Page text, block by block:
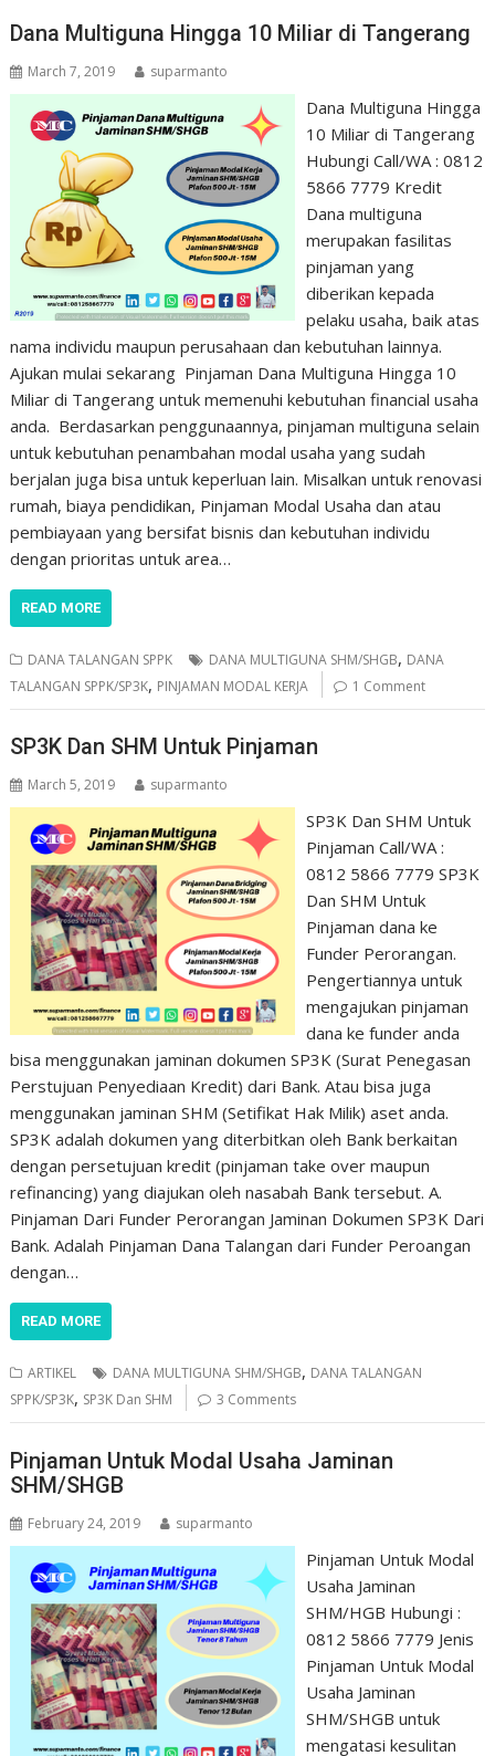
Dana Multiguna Hingga 10 Miliar di Tangerang
March 7, 2019 suparmanto
Dana Multiguna Hingga
10 Miliar di Tangerang
Hubungi Call/WA : 0812
5866 7779 Kredit
Dana multiguna
merupakan fasilitas
pinjaman yang
diberikan kepada
pelaku usaha, baik atas
nama individu maupun perusahaan dan kebutuhan lainnya.
Ajukan mulai sekarang Pinjaman Dana Multiguna Hingga 10
Miliar di Tangerang untuk memenuhi kebutuhan financial usaha
anda. Berdasarkan penggunaannya, pinjaman multiguna selain
untuk kebutuhan penambahan modal usaha yang sudah
berjalan juga bisa untuk keperluan lain. Misalkan untuk renovasi
rumah, biaya pendidikan, Pinjaman Modal Usaha dan atau
pembiayaan yang bersifat bisnis dan kebutuhan individu
dengan prioritas untuk area…
READ MORE
DANA TALANGAN SPPK DANA MULTIGUNA SHM/SHGB, DANA
TALANGAN SPPK/SP3K, PINJAMAN MODAL KERJA 1 Comment
SP3K Dan SHM Untuk Pinjaman
March 5, 2019 suparmanto
SP3K Dan SHM Untuk
Pinjaman Call/WA :
0812 5866 7779 SP3K
Dan SHM Untuk
Pinjaman dana ke
Funder Perorangan.
Pengertiannya untuk
mengajukan pinjaman
dana ke funder anda
bisa menggunakan jaminan dokumen SP3K (Surat Penegasan
Perstujuan Penyediaan Kredit) dari Bank. Atau bisa juga
menggunakan jaminan SHM (Setifikat Hak Milik) aset anda.
SP3K adalah dokumen yang diterbitkan oleh Bank berkaitan
dengan persetujuan kredit (pinjaman take over maupun
refinancing) yang diajukan oleh nasabah Bank tersebut. A.
Pinjaman Dari Funder Perorangan Jaminan Dokumen SP3K Dari
Bank. Adalah Pinjaman Dana Talangan dari Funder Peroangan
dengan…
READ MORE
ARTIKEL DANA MULTIGUNA SHM/SHGB, DANA TALANGAN
SPPK/SP3K, SP3K Dan SHM 3 Comments
Pinjaman Untuk Modal Usaha Jaminan
SHM/SHGB
February 24, 2019 suparmanto
Pinjaman Untuk Modal
Usaha Jaminan
SHM/HGB Hubungi :
0812 5866 7779 Jenis
Pinjaman Untuk Modal
Usaha Jaminan
SHM/SHGB untuk
mengatasi kesulitan